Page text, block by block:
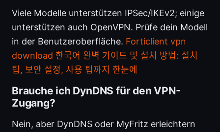
Viele Modelle unterstützen IPSec/IKEv2; einige
unterstützen auch OpenVPN. Prüfe dein Modell
in der Benutzeroberfläche. Forticlient vpn
download 한국어 완벽 가이드 및 설치 방법: 설치
팁, 보안 설정, 사용 팁까지 한눈에
Brauche ich DynDNS für den VPN-
Zugang?
Nein, aber DynDNS oder MyFritz erleichtern